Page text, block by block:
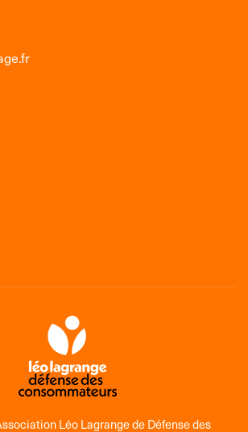
Léo Lagrange de Défense des